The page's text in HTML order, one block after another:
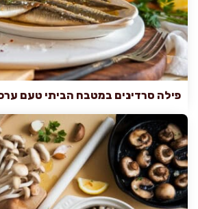
פילה סרדינים במטבח הביתי טעם